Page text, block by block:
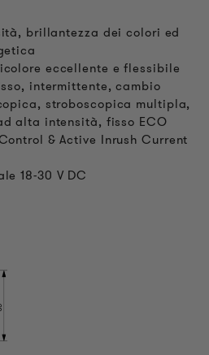
brillantezza dei colori ed
eccellente e flessibile
intermittente, cambio
stroboscopica multipla,
alta intensità, fisso ECO
& Active Inrush Current
18-30 V DC